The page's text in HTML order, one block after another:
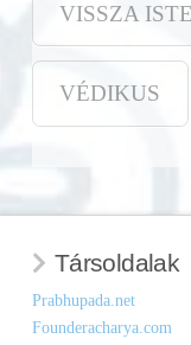
VISSZA
VÉDIKUS
Társoldalak
Prabhupada.net
Founderacharya.com